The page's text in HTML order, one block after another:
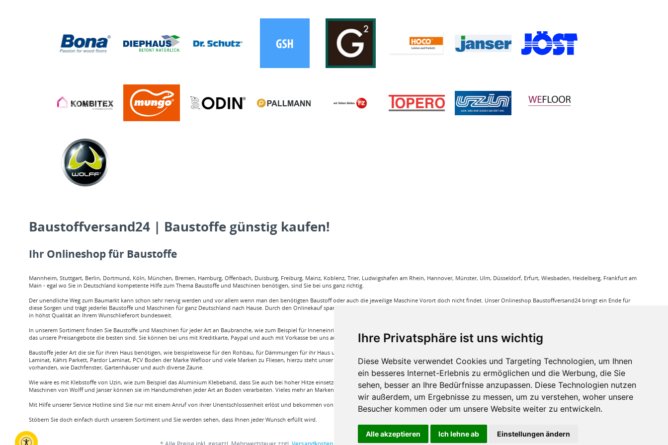
Ihre Privatsphäre ist uns wichtig
Diese Website verwendet Cookies und Targeting Technologien, um Ihnen
ein besseres Internet-Erlebnis zu ermöglichen und die Werbung, die Sie
sehen, besser an Ihre Bedürfnisse anzupassen. Diese Technologien nutzen
wir außerdem, um Ergebnisse zu messen, um zu verstehen, woher unsere
Besucher kommen oder um unsere Website weiter zu entwickeln.
Alle akzeptieren Ich lehne ab Einstellungen ändern
Baustoffversand24 | Baustoffe günstig kaufen!
Ihr Onlineshop für Baustoffe
Mannheim, Stuttgart, Berlin, Dortmund, Köln, München, Bremen, Hamburg, Offenbach, Duisburg, Freiburg, Mainz, Koblenz, Trier, Ludwigshafen am Rhein, Hannover, Münster, Ulm, Düsseldorf, Erfurt, Wiesbaden, Heidelberg, Frankfurt am
Main - egal wo Sie in Deutschland kompetente Hilfe zum Thema Baustoffe und Maschinen benötigen, sind Sie bei uns ganz richtig.
Der unendliche Weg zum Baumarkt kann schon sehr nervig werden und vor allem wenn man den benötigten Baustoff oder auch die jeweilige Maschine Vorort doch nicht findet. Unser Onlineshop Baustoffversand24 bringt ein Ende für
diese Sorgen und trägt jederlei Baustoffe und Maschinen für ganz Deutschland nach Hause. Durch den Onlinekauf spart man sehr viel Zeit und körperliche Anstrengung. Sie bestellen bequem online und wir liefern die jeweiligen Produkte
in höhst Qualität an Ihrem Wunschlieferort bundesweit.
In unserem Sortiment finden Sie Baustoffe und Maschinen für jeder Art an Baubranche, wie zum Beispiel für Inneneinrichtung, Böden und viele weitere. Wir garantieren Ihnen bei unseren Produkten den Triefpreis, Sie können sicher sein
das unsere Preisangebote die besten sind. Sie können bei uns mit Kreditkarte, Paypal und auch mit Vorkasse bei uns auf Rechnung Baustoffe kaufen.
Baustoffe jeder Art die sie für ihren Haus benötigen, wie beispielsweise für den Rohbau, für Dämmungen für ihr Haus und für den Innenausbau. Wir führen Außerdem eine große Auswahl an Bodenbelägen wie GUNREBEN Parkett, JOKA
Laminat, Kährs Parkett, Pardor Laminat, PCV Boden der Marke Wefloor und viele Marken zu Fliesen, hierzu steht unser Service Team aus Fachprofis zur Hilfe bereit. Baustoffe für den Außenbereich haben wir ebenso in unserem Sortiment
vorhanden, wie Dachfenster, Gartenhäuser und auch diverse Zäune.
Wie wäre es mit Klebstoffe von Uzin, wie zum Beispiel das Aluminium Klebeband, dass Sie auch bei hoher Hitze einsetzen können oder auch ein Klebstoff von Bona, dass für verkleben von Massivholzdielen in Einsatz kommt. Mit den
Maschinen von Wolff und Janser können sie im Handumdrehen jeder Art an Boden verarbeiten. Vieles mehr an Marken und Artikel nur bei uns im Onlineshop!
Mit Hilfe unserer Service Hotline sind Sie nur mit einem Anruf von ihrer Unentschlossenheit erlöst und bekommen von einem Fachprofi die beste Produktwahl die für sie relevant ist.
Stöbern Sie doch einfach durch unserem Sortiment und Sie werden sehen, dass Ihnen jeder Wunsch erfüllt wird.